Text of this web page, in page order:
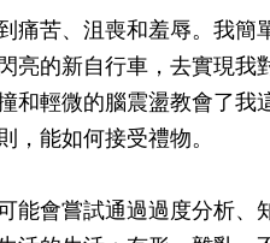
痛苦、沮喪和羞辱。我簡
的新自行車，去實現我
和輕微的腦震盪教會了我
能如何接受禮物。
能會嘗試通過過度分析、